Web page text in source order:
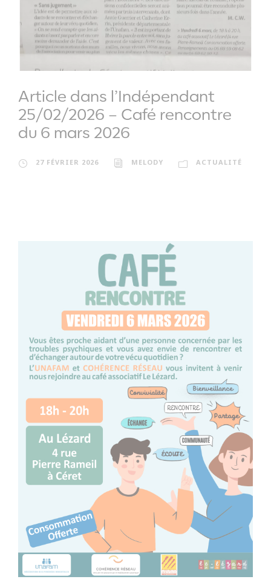
Article dans l’Indépendant
25/02/2026 – Café rencontre
du 6 mars 2026
27 FÉVRIER 2026 MELODY ACTUALITÉ